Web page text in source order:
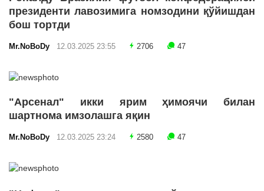
президенти лавозимига номзодини қўйишдан
бош тортди
Mr.NoBoDy 12.03.2025 23:55 2706 47
"Арсенал" икки ярим ҳимоячи билан
шартнома имзолашга яқин
Mr.NoBoDy 12.03.2025 23:24 2580 47